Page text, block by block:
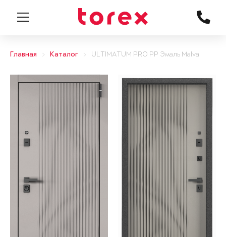
Главная Каталог ULTIMATUM PRO PP Эмаль Malva